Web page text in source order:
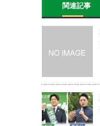
関連記事